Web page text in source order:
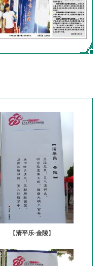
【清平乐·金陵】